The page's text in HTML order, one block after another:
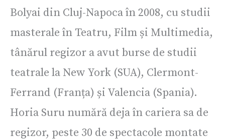
Bolyai din Cluj-Napoca în 2008, cu studii
masterale în Teatru, Film și Multimedia,
tânărul regizor a avut burse de studii
teatrale la New York (SUA), Clermont-
Ferrand (Franța) și Valencia (Spania).
Horia Suru numără deja în cariera sa de
regizor, peste 30 de spectacole montate